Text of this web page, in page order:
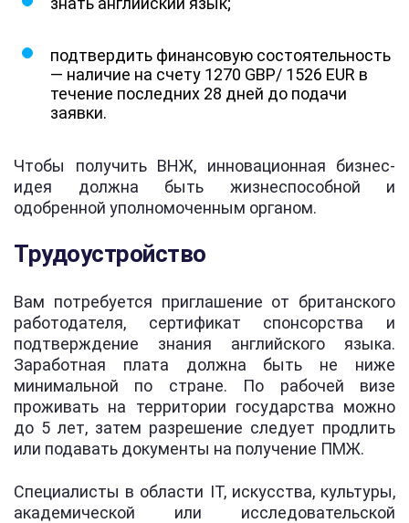
подтвердить финансовую состоятельность
— наличие на счету 1270 GBP/ 1526 EUR в
течение последних 28 дней до подачи
заявки.
Чтобы получить ВНЖ, инновационная бизнес-
идея должна быть жизнеспособной и
одобренной уполномоченным органом.
Трудоустройство
Вам потребуется приглашение от британского
работодателя, сертификат спонсорства и
подтверждение знания английского языка.
Заработная плата должна быть не ниже
минимальной по стране. По рабочей визе
проживать на территории государства можно
до 5 лет, затем разрешение следует продлить
или подавать документы на получение ПМЖ.
Специалисты в области IT, искусства, культуры,
академической или исследовательской